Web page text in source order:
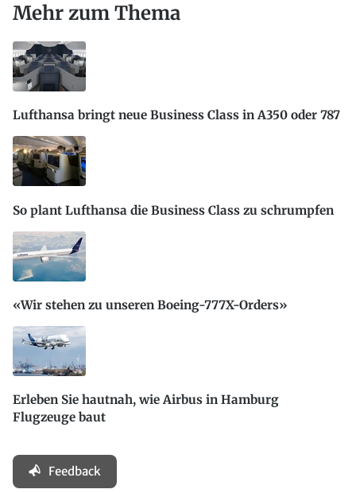
Mehr zum Thema
Lufthansa bringt neue Business Class in A350 oder 787
So plant Lufthansa die Business Class zu schrumpfen
«Wir stehen zu unseren Boeing-777X-Orders»
Erleben Sie hautnah, wie Airbus in Hamburg
Flugzeuge baut
Feedback